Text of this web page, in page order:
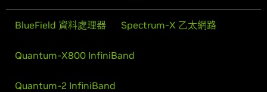
BlueField 資料處理器 Spectrum-X 乙太網路
Quantum-X800 InfiniBand
Quantum-2 InfiniBand